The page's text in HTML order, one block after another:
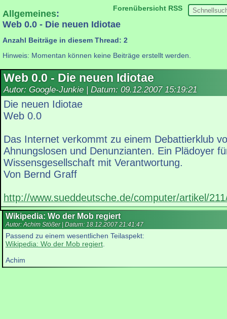
Forenübersicht RSS
Allgemeines:
Web 0.0 - Die neuen Idiotae
Anzahl Beiträge in diesem Thread: 2
Hinweis: Momentan können keine Beiträge erstellt werden.
Web 0.0 - Die neuen Idiotae
Autor: Google-Junkie | Datum: 09.12.2007 15:19:21
Die neuen Idiotae
Web 0.0
Das Internet verkommt zu einem Debattierklub
Ahnungslosen und Denunzianten. Ein Plädoyer
Wissensgesellschaft mit Verantwortung.
Von Bernd Graff
http://www.sueddeutsche.de/computer/artikel/
Wikipedia: Wo der Mob regiert
Autor: Achim Stößer | Datum: 18.12.2007 21:41:47
Passend zu einem wesentlichen Teilaspekt:
Wikipedia: Wo der Mob regiert
Achim